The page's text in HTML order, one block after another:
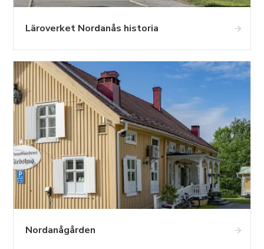
Läroverket Nordanås historia
Nordanågården